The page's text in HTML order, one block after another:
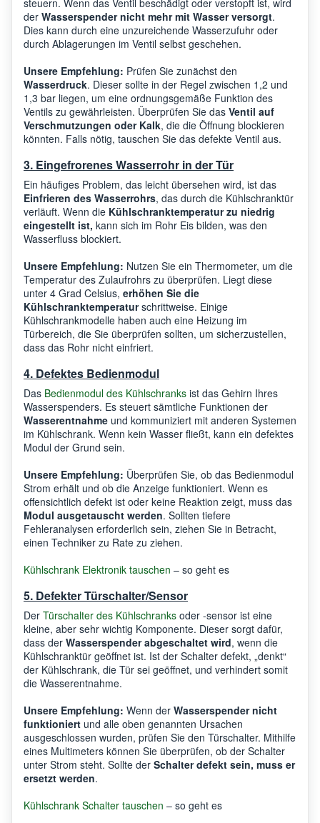
der Wasserspender nicht mehr mit Wasser versorgt.
Dies kann durch eine unzureichende Wasserzufuhr oder
durch Ablagerungen im Ventil selbst geschehen.
Unsere Empfehlung: Prüfen Sie zunächst den
Wasserdruck. Dieser sollte in der Regel zwischen 1,2 und
1,3 bar liegen, um eine ordnungsgemäße Funktion des
Ventils zu gewährleisten. Überprüfen Sie das Ventil auf
Verschmutzungen oder Kalk, die die Öffnung blockieren
könnten. Falls nötig, tauschen Sie das defekte Ventil aus.
3. Eingefrorenes Wasserrohr in der Tür
Ein häufiges Problem, das leicht übersehen wird, ist das
Einfrieren des Wasserrohrs, das durch die Kühlschranktür
verläuft. Wenn die Kühlschranktemperatur zu niedrig
eingestellt ist, kann sich im Rohr Eis bilden, was den
Wasserfluss blockiert.
Unsere Empfehlung: Nutzen Sie ein Thermometer, um die
Temperatur des Zulaufrohrs zu überprüfen. Liegt diese
unter 4 Grad Celsius, erhöhen Sie die
Kühlschranktemperaturschrittweise. Einige
Kühlschrankmodelle haben auch eine Heizung im
Türbereich, die Sie überprüfen sollten, um sicherzustellen,
dass das Rohr nicht einfriert.
4. Defektes Bedienmodul
Das Bedienmodul des Kühlschranks ist das Gehirn Ihres
Wasserspenders. Es steuert sämtliche Funktionen der
Wasserentnahme und kommuniziert mit anderen Systemen
im Kühlschrank. Wenn kein Wasser fließt, kann ein defektes
Modul der Grund sein.
Unsere Empfehlung: Überprüfen Sie, ob das Bedienmodul
Strom erhält und ob die Anzeige funktioniert. Wenn es
offensichtlich defekt ist oder keine Reaktion zeigt, muss das
Modul ausgetauscht werden. Sollten tiefere
Fehleranalysen erforderlich sein, ziehen Sie in Betracht,
einen Techniker zu Rate zu ziehen.
Kühlschrank Elektronik tauschen – so geht es
5. Defekter Türschalter/Sensor
Der Türschalter des Kühlschranks oder -sensor ist eine
kleine, aber sehr wichtig Komponente. Dieser sorgt dafür,
dass der Wasserspender abgeschaltet wird, wenn die
Kühlschranktür geöffnet ist. Ist der Schalter defekt, „denkt“
der Kühlschrank, die Tür sei geöffnet, und verhindert somit
die Wasserentnahme.
Unsere Empfehlung: Wenn der Wasserspender nicht
funktioniert und alle oben genannten Ursachen
ausgeschlossen wurden, prüfen Sie den Türschalter. Mithilfe
eines Multimeters können Sie überprüfen, ob der Schalter
unter Strom steht. Sollte der Schalter defekt sein, muss er
ersetzt werden.
Kühlschrank Schalter tauschen – so geht es